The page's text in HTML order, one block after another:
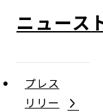
ニュース
プレス
リリー